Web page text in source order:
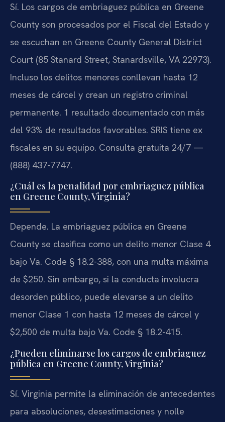
Sí. Los cargos de embriaguez pública en Greene
County son procesados por el Fiscal del Estado y
se escuchan en Greene County General District
Court (85 Stanard Street, Stanardsville, VA 22973).
Incluso los delitos menores conllevan hasta 12
meses de cárcel y crean un registro criminal
permanente. 1 resultado documentado con más
del 93% de resultados favorables. SRIS tiene ex
fiscales en su equipo. Consulta gratuita 24/7 —
(888) 437-7747.
¿Cuál es la penalidad por embriaguez pública
en Greene County, Virginia?
Depende. La embriaguez pública en Greene
County se clasifica como un delito menor Clase 4
bajo Va. Code § 18.2-388, con una multa máxima
de $250. Sin embargo, si la conducta involucra
desorden público, puede elevarse a un delito
menor Clase 1 con hasta 12 meses de cárcel y
$2,500 de multa bajo Va. Code § 18.2-415.
¿Pueden eliminarse los cargos de embriaguez
pública en Greene County, Virginia?
Sí. Virginia permite la eliminación de antecedentes
para absoluciones, desestimaciones y nolle